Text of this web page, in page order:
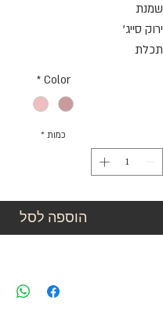
שמנת
ירוק סייג'
תכלת
Color
*
כמות *
הוספה לסל